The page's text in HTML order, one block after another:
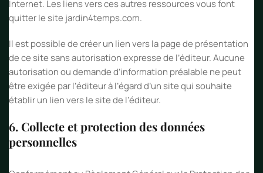
Internet. Les liens vers ces autres ressources vous font
quitter le site jardin4temps.com.
Il est possible de créer un lien vers la page de présentation
de ce site sans autorisation expresse de l’éditeur. Aucune
autorisation ou demande d’information préalable ne peut
être exigée par l’éditeur à l’égard d’un site qui souhaite
établir un lien vers le site de l’éditeur.
6. Collecte et protection des données
personnelles